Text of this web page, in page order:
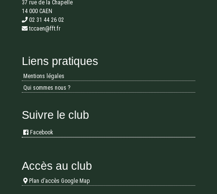
37 rue de la Chapelle
14 000 CAEN
02 31 44 26 02
tccaen@fft.fr
Liens pratiques
Mentions légales
Qui sommes nous ?
Suivre le club
Facebook
Accès au club
Plan d’accès Google Map